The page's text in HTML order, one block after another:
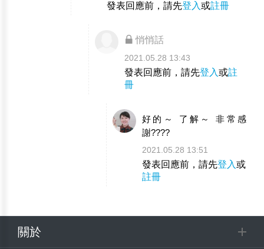
發表回應前，請先登入或註冊
悄悄話
2021.05.28 13:43
發表回應前，請先登入或註
冊
好的～ 了解～ 非常感
謝????
2021.05.28 13:51
發表回應前，請先登入或
註冊
關於